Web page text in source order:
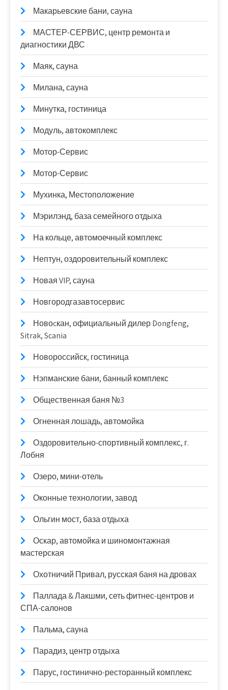
Макарьевские бани, сауна
МАСТЕР-СЕРВИС, центр ремонта и
диагностики ДВС
Маяк, сауна
Милана, сауна
Минутка, гостиница
Модуль, автокомплекс
Мотор-Сервис
Мотор-Сервис
Мухинка, Местоположение
Мэрилэнд, база семейного отдыха
На кольце, автомоечный комплекс
Нептун, оздоровительный комплекс
Новая VIP, сауна
Новгородгазавтосервис
Новоcкан, официальный дилер Dongfeng,
Sitrak, Scania
Новороссийск, гостиница
Нэпманские бани, банный комплекс
Общественная баня №3
Огненная лошадь, автомойка
Оздоровительно-спортивный комплекс, г.
Лобня
Озеро, мини-отель
Оконные технологии, завод
Ольгин мост, база отдыха
Оскар, автомойка и шиномонтажная
мастерская
Охотничий Привал, русская баня на дровах
Паллада & Лакшми, сеть фитнес-центров и
СПА-салонов
Пальма, сауна
Парадиз, центр отдыха
Парус, гостинично-ресторанный комплекс